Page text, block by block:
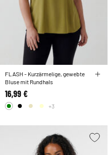
FLASH - Kurzärmelige, gewebte
Bluse mit Rundhals
16,99 €
+3